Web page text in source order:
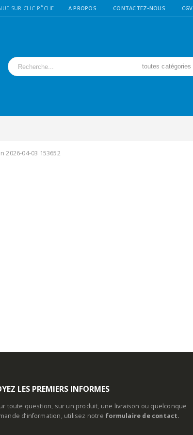
SUR CLIC-PÊCHE A PROPOS CONTACTEZ-NOUS CGV
toutes catégories
2026-04-03 153652
LES PREMIERS INFORMES
toute question, sur un produit, une livraison ou quelconque
d’information, utilisez notre formulaire de contact.